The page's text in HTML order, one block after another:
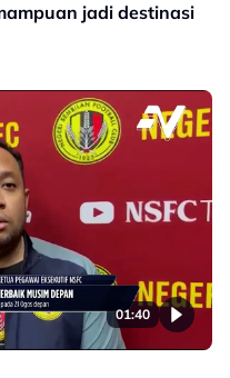
jadi destinasi
01:40